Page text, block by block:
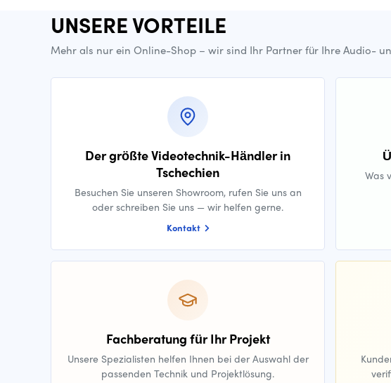
UNSERE VORTEILE
Mehr als nur ein Online-Shop – wir sind Ihr Partner für Ihre Audio-
Der größte Videotechnik-Händler in
Tschechien
Besuchen Sie unseren Showroom, rufen Sie uns an
oder schreiben Sie uns — wir helfen gerne.
Kontakt
Was
Fachberatung für Ihr Projekt
Unsere Spezialisten helfen Ihnen bei der Auswahl der
passenden Technik und Projektlösung.